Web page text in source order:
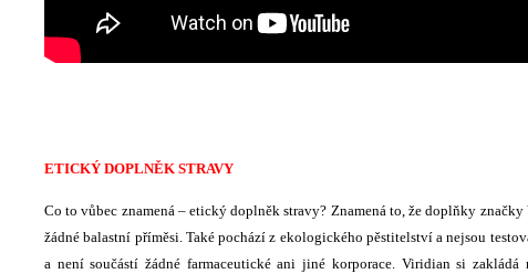
ETICKÝ DOPLNĚK STRAVY
Co to vůbec znamená – etický doplněk stravy? Znamená to, že doplňky
žádné balastní příměsi. Také pochází z ekologického pěstitelství a nejsou
a není součástí žádné farmaceutické ani jiné korporace. Viridian si